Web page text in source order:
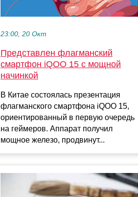
23:00, 20 Окт
Представлен флагманский
смартфон iQOO 15 с мощной
начинкой
В Китае состоялась презентация
флагманского смартфона iQOO 15,
ориентированный в первую очередь
на геймеров. Аппарат получил
мощное железо, продвинут...